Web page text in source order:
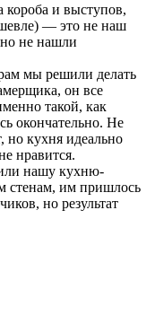
короба и выступов,
— это не наш
не нашли
мы решили делать
он все
такой, как
окончательно. Не
но кухня идеально
нравится.
нашу кухню-
стенам, им пришлось
но результат